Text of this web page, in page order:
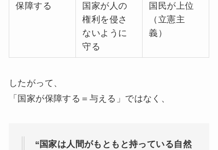
保障する
国家が人の
権利を侵さ
ないように
守る
国民が上位
（立憲主
義）
したがって、
「国家が保障する＝与える」ではなく、
“国家は人間がもともと持っている自然